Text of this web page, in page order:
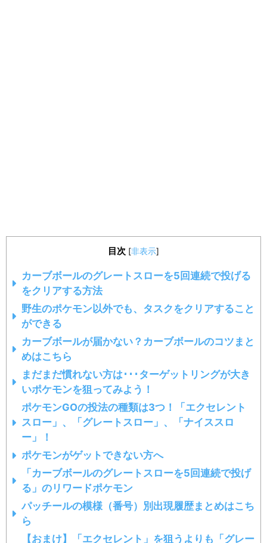
目次 [非表示]
カーブボールのグレートスローを5回連続で投げる
をクリアする方法
野生のポケモン以外でも、タスクをクリアすること
ができる
カーブボールが届かない？カーブボールのコツまと
めはこちら
まだまだ慣れない方は･･･ターゲットリングが大き
いポケモンを狙ってみよう！
ポケモンGOの投法の種類は3つ！「エクセレント
スロー」、「グレートスロー」、「ナイススロ
ー」！
ポケモンがゲットできない方へ
「カーブボールのグレートスローを5回連続で投げ
る」のリワードポケモン
パッチールの模様（番号）別出現履歴まとめはこち
ら
【おまけ】「エクセレント」を狙うよりも「グレー